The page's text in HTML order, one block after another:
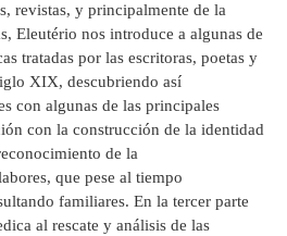
revistas, y principalmente de la
Eleutério nos introduce a algunas de
tratadas por las escritoras, poetas y
XIX, descubriendo así
con algunas de las principales
con la construcción de la identidad
de la
que pese al tiempo
familiares. En la tercer parte
al rescate y análisis de las